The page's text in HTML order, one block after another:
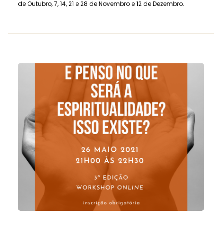
de Outubro, 7, 14, 21 e 28 de Novembro e 12 de Dezembro.